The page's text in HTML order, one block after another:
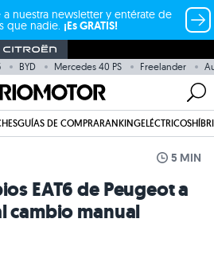
a nuestra newsletter y entérate de
que nadie. ¡Es GRATIS!
BYD Mercedes 40 PS Freelander
GUÍAS DE COMPRARANKINGELÉCTRICOS
5 MIN
EAT6 de Peugeot a
cambio manual